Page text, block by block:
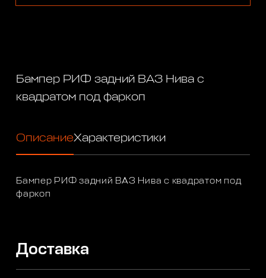
Бампер РИФ задний ВАЗ Нива с
квадратом под фаркоп
ОписаниеХарактеристики
Бампер РИФ задний ВАЗ Нива с квадратом под
фаркоп
Доставка